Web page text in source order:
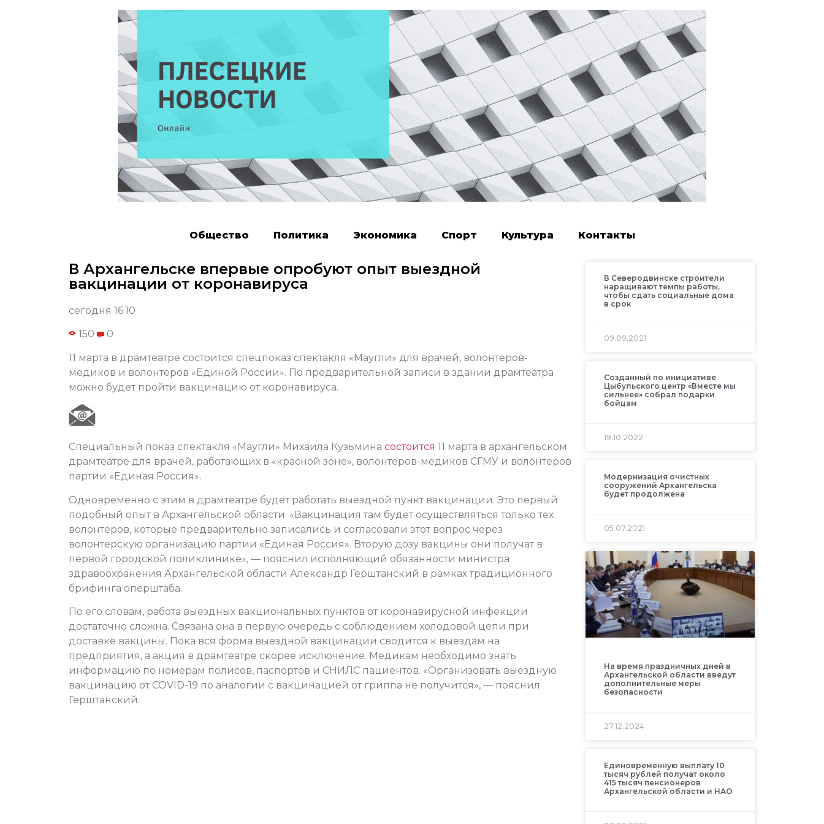
Общество Политика Экономика Спорт Культура Контакты
В Архангельске впервые опробуют опыт выездной
вакцинации от коронавируса
сегодня 16:10
150 0
11 марта в драмтеатре состоится спецпоказ спектакля «Маугли» для врачей, волонтеров-
медиков и волонтеров «Единой России». По предварительной записи в здании драмтеатра
можно будет пройти вакцинацию от коронавируса.
Специальный показ спектакля «Маугли» Михаила Кузьмина состоится 11 марта в архангельском
драмтеатре для врачей, работающих в «красной зоне», волонтеров-медиков СГМУ и волонтеров
партии «Единая Россия».
Одновременно с этим в драмтеатре будет работать выездной пункт вакцинации. Это первый
подобный опыт в Архангельской области. «Вакцинация там будет осуществляться только тех
волонтеров, которые предварительно записались и согласовали этот вопрос через
волонтерскую организацию партии «Единая Россия». Вторую дозу вакцины они получат в
первой городской поликлинике», — пояснил исполняющий обязанности министра
здравоохранения Архангельской области Александр Герштанский в рамках традиционного
брифинга оперштаба.
По его словам, работа выездных вакциональных пунктов от коронавирусной инфекции
достаточно сложна. Связана она в первую очередь с соблюдением холодовой цепи при
доставке вакцины. Пока вся форма выездной вакцинации сводится к выездам на
предприятия, а акция в драмтеатре скорее исключение. Медикам необходимо знать
информацию по номерам полисов, паспортов и СНИЛС пациентов. «Организовать выездную
вакцинацию от COVID-19 по аналогии с вакцинацией от гриппа не получится», — пояснил
Герштанский.
В Северодвинске строители
наращивают темпы работы,
чтобы сдать социальные дома
в срок
09.09.2021
Созданный по инициативе
Цыбульского центр «Вместе мы
сильнее» собрал подарки
бойцам
19.10.2022
Модернизация очистных
сооружений Архангельска
будет продолжена
05.07.2021
На время праздничных дней в
Архангельской области введут
дополнительные меры
безопасности
27.12.2024
Единовременную выплату 10
тысяч рублей получат около
415 тысяч пенсионеров
Архангельской области и НАО